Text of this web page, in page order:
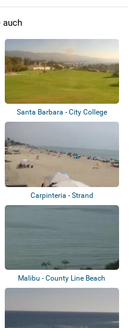
auch
Santa Barbara - City College
Carpinteria - Strand
Malibu - County Line Beach